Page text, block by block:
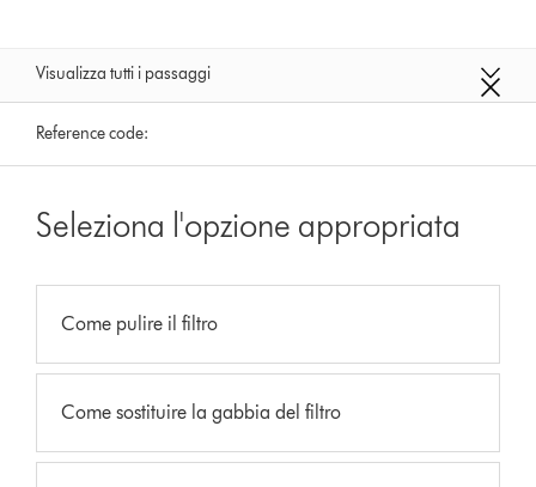
Visualizza tutti i passaggi
Reference code:
Seleziona l'opzione appropriata
Come pulire il filtro
Come sostituire la gabbia del filtro